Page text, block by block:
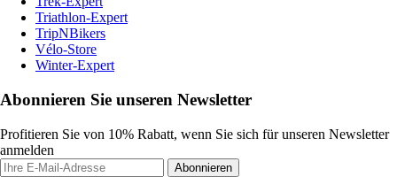
Triathlon-Expert
TripNBikers
Vélo-Store
Winter-Expert
Abonnieren Sie unseren Newsletter
Profitieren Sie von 10% Rabatt, wenn Sie sich für unseren Newsletter
anmelden
Abonnieren